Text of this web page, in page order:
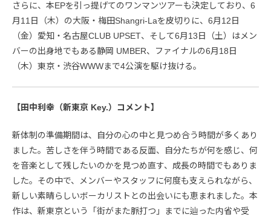
さらに、本EPを引っ提げてのワンマンツアーも決定しており、6
月11日（木）の大阪・梅田Shangri-Laを皮切りに、6月12日
（金）愛知・名古屋CLUB UPSET、そして6月13日（土）はメン
バーの出身地でもある静岡 UMBER、ファイナルの6月18日
（木）東京・渋谷WWWまで4公演を駆け抜ける。
【田中利幸（新東京 Key.）コメント】
新体制の準備期間は、自分の心の中と見つめ合う時間が多くあり
ました。苦しさを伴う時間である反面、自分たちが何を感じ、何
を音楽として残したいのかを見つめ直す、成長の時間でもありま
した。その中で、メンバーやスタッフに何度も支えられながら、
新しい素晴らしいボーカリストとの出会いにも恵まれました。本
作は、新東京という「街がまた脈打つ」までに辿った内省や受